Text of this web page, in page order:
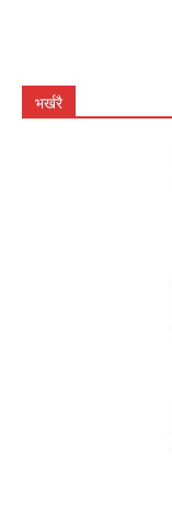
भर्खरै